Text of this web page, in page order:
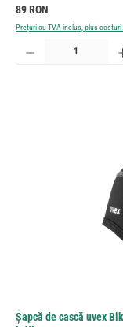
Preț obișnuit:
89 RON
Prețuri cu TVA inclus, plus
Cantitate produs: Introduceți
Șapcă de cască uvex